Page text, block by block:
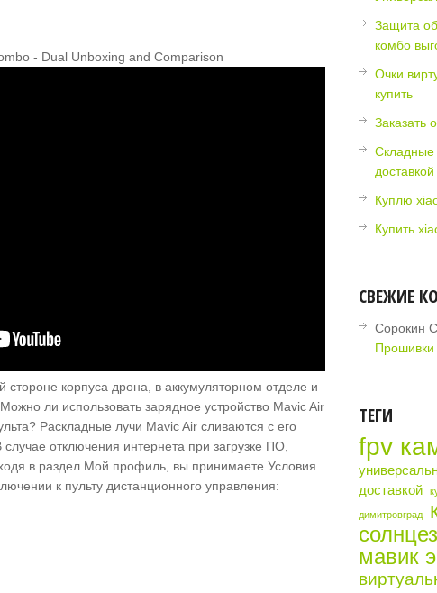
- Dual Unboxing and Comparison
корпуса дрона, в аккумуляторном отделе и
ли использовать зарядное устройство Mavic Air
Раскладные лучи Mavic Air сливаются с его
отключения интернета при загрузке ПО,
в раздел Мой профиль, вы принимаете Условия
к пульту дистанционного управления:
Защита
комбо
Очки
купить
Заказать
Складные
доставкой
Куплю
Купить
СВЕЖИЕ
Сорокин
Прошивки
ТЕГИ
fpv
доставкой
димитровград
мавик